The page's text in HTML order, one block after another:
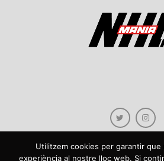
Utilitzem cookies per garantir que
experiència al nostre lloc web. Si